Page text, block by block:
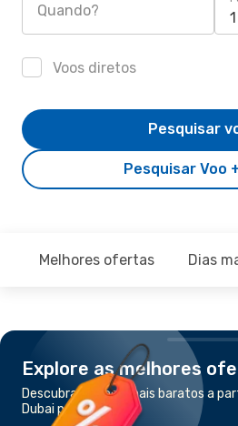
Quando?
Voos diretos
Pesquisar Voo
Pesquisar
Melhores ofertas Dias
Explore as melhores
Descubra os voos mais baratos a
Dubai para Nampula